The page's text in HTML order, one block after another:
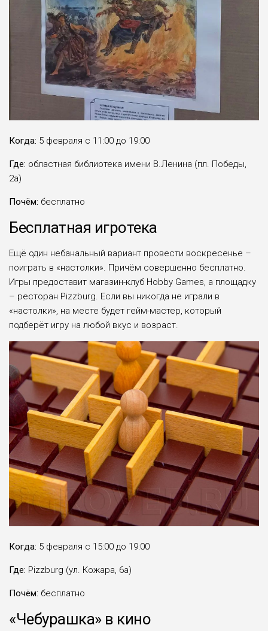
Когда: 5 февраля с 11:00 до 19:00
Где: областная библиотека имени В.Ленина (пл. Победы,
2а)
Почём: бесплатно
Бесплатная игротека
Ещё один небанальный вариант провести воскресенье –
поиграть в «настолки». Причём совершенно бесплатно.
Игры предоставит магазин-клуб Hobby Games, а площадку
– ресторан Pizzburg. Если вы никогда не играли в
«настолки», на месте будет гейм-мастер, который
подберёт игру на любой вкус и возраст.
Когда: 5 февраля с 15:00 до 19:00
Где: Pizzburg (ул. Кожара, 6а)
Почём: бесплатно
«Чебурашка» в кино